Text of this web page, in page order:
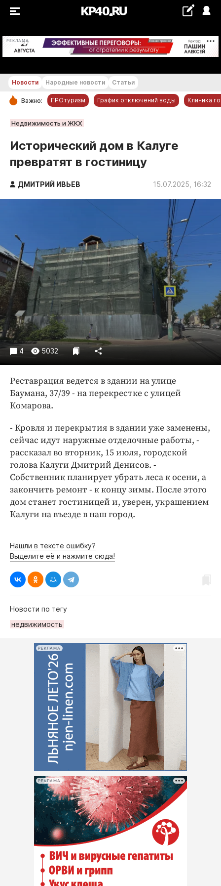
РЕКЛАМА +16...+17 °С
РУБРИКИ
Новости компаний
Статьи
Народные новости
Авто и транспорт
Недвижимость и ЖКХ
Образование
Общество
Погода
Праздники
Происшествия
Спорт
Экономика и бизнес
ПРОЕКТЫ
Блоги
Медиаперсона
Интересное чтиво
Клиника года
Бренд года
Работодатель года
Новости Народные новости Статьи
Важно: ПРОтуризм График отключений воды Клиника
Недвижимость и ЖКХ
Исторический дом в Калуге
превратят в гостиницу
ДМИТРИЙ ИВЬЕВ 15.07.2025, 16:32
4 5032
Реставрация ведется в здании на улице
Баумана, 37/39 - на перекрестке с улицей
Комарова.
- Кровля и перекрытия в здании уже заменены,
сейчас идут наружные отделочные работы, -
рассказал во вторник, 15 июля, городской
голова Калуги Дмитрий Денисов. -
Собственник планирует убрать леса к осени, а
закончить ремонт - к концу зимы. После этого
дом станет гостиницей и, уверен, украшением
Калуги на въезде в наш город.
Нашли в тексте ошибку?
Выделите её и нажмите сюда!
Новости по тегу
недвижимость
РЕКЛАМА
РЕКЛАМА